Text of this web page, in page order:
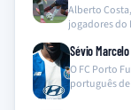
Alberto
jogadores
Sévio
O FC Porto
português